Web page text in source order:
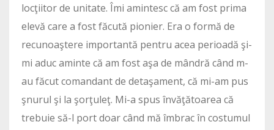
locţiitor de unitate. Îmi amintesc că am fost prima
elevă care a fost făcută pionier. Era o formă de
recunoaştere importantă pentru acea perioadă şi-
mi aduc aminte că am fost aşa de mândră când m-
au făcut comandant de detaşament, că mi-am pus
şnurul şi la şorţuleţ. Mi-a spus învăţătoarea că
trebuie să-l port doar când mă îmbrac în costumul